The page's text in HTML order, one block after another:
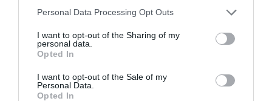
Please note that this website/app uses one or more Google
not limited to your visit or usage behaviour. You may click to
grant or deny consent to Google and its third-party tags to
use your data for below specified purposes in below Google
consent section.
Personal Data Processing Opt Outs
I want to opt-out of the Sharing of my
personal data.
Opted In
I want to opt-out of the Sale of my
Personal Data.
Opted In